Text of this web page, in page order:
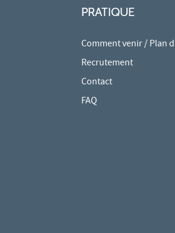
PRATIQUE
Comment venir / Plan
Recrutement
Contact
FAQ